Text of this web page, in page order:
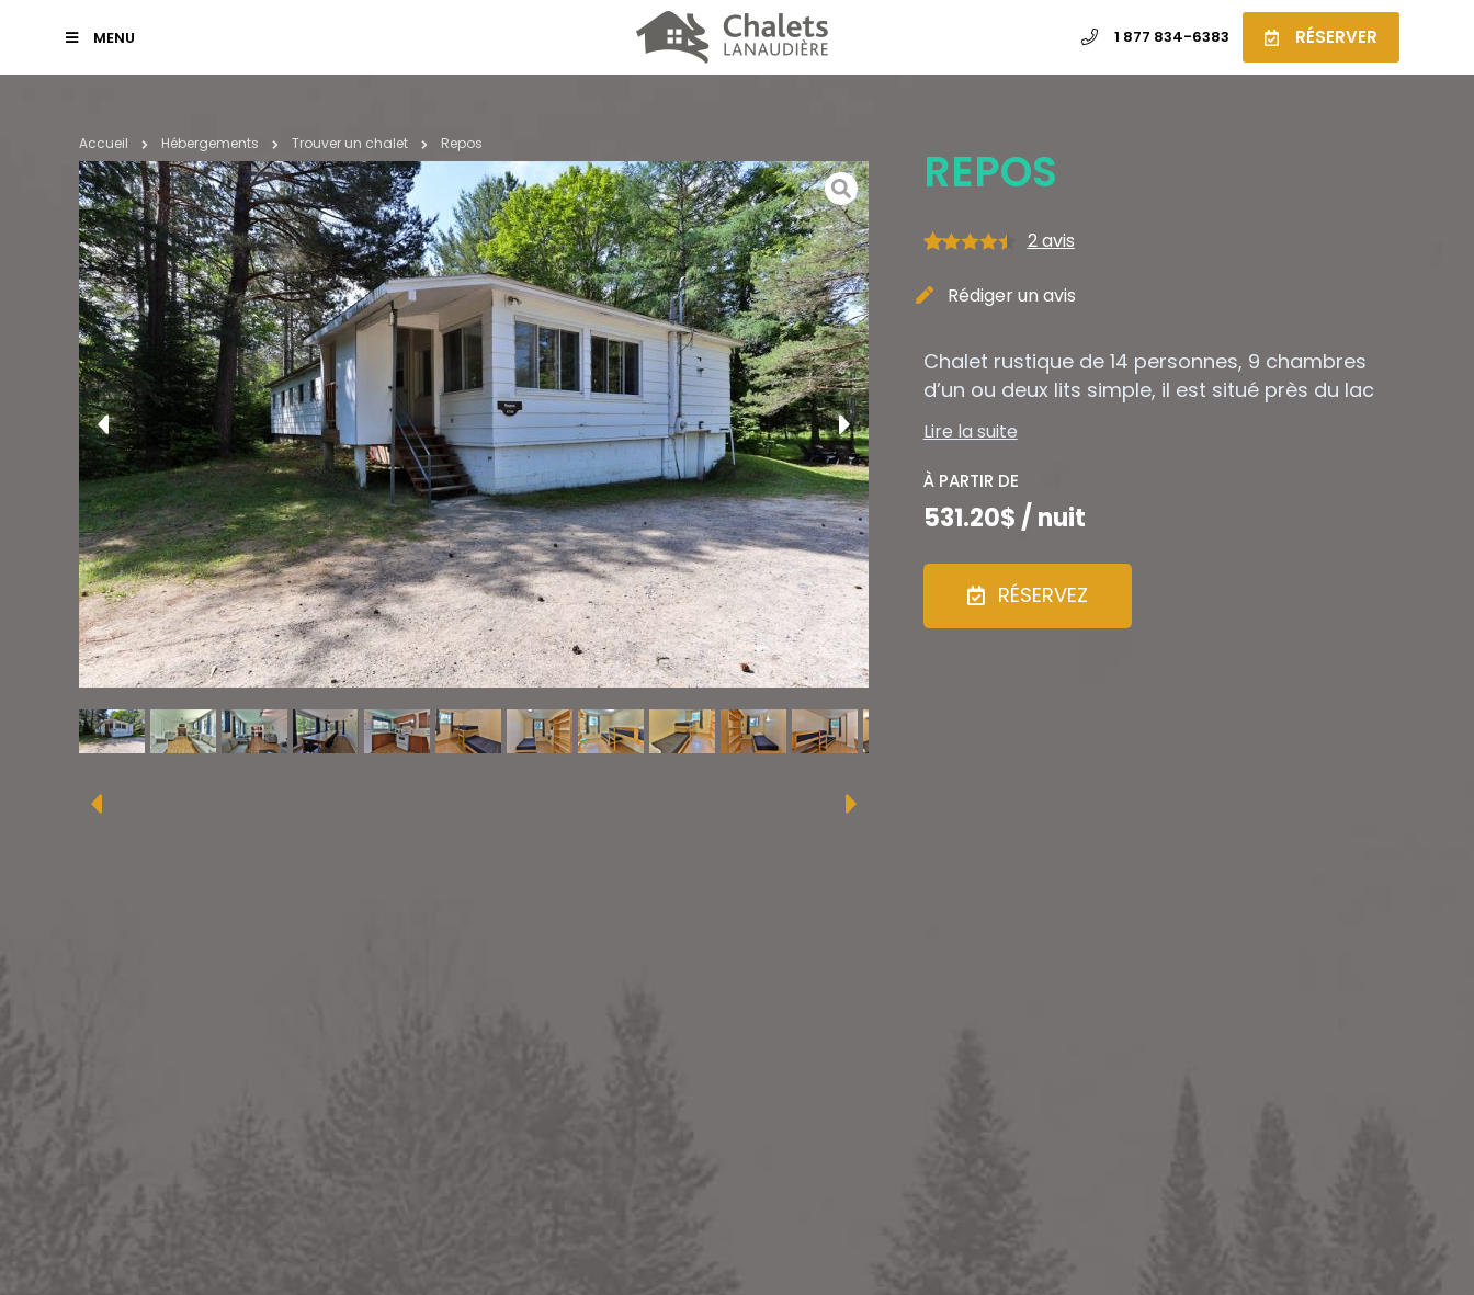
MENU 1 877 834-6383 RÉSERVER
Accueil Hébergements Trouver un chalet Repos REPOS
5
2avis
Rédiger un avis
Chalet rustique de 14 personnes, 9 chambres
d’un ou deux lits simple, il est situé près du lac
Lamoureux et de sa plage.
Lire la suite
À PARTIR DE
531.20$ / nuit
RÉSERVEZ